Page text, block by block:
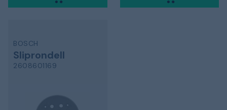
BOSCH
Sliprondell
2608601169